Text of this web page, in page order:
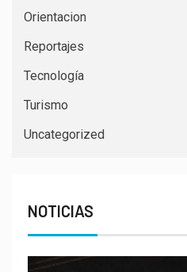
Orientacion
Reportajes
Tecnología
Turismo
Uncategorized
NOTICIAS